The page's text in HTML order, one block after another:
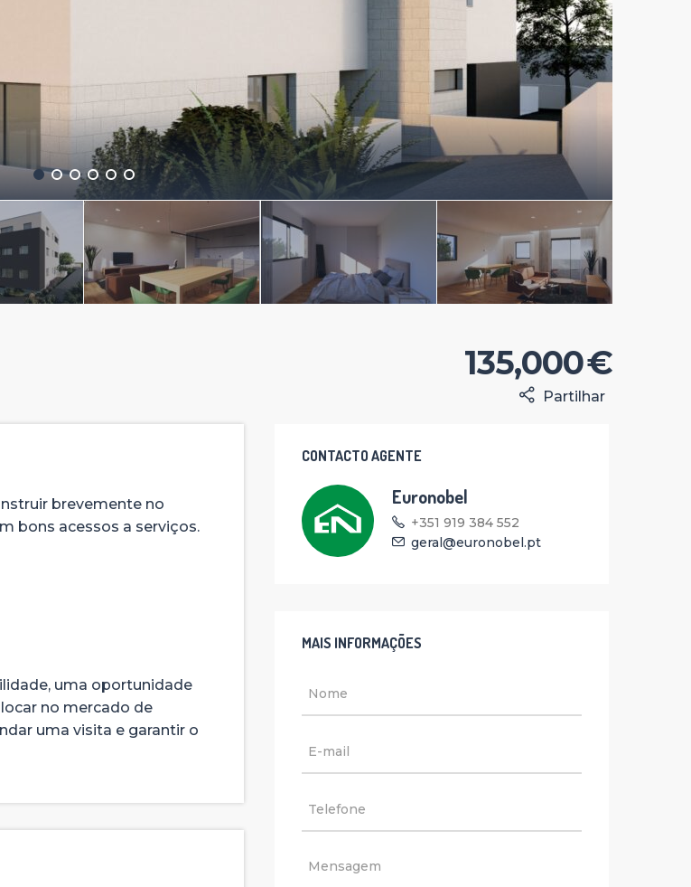
135,000 €
Partilhar
brevemente no
bons acessos a serviços.
uma oportunidade
no mercado de
uma visita e garantir o
CONTACTO AGENTE
Euronobel
+351 919 384 552
geral@euronobel.pt
MAIS INFORMAÇÕES